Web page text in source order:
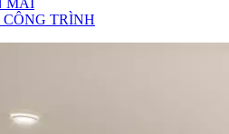
MÃI
TRÌNH